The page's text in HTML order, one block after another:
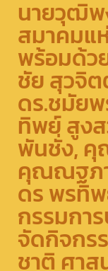
นายวุฒิพ
สมาคมแ
พร้อมด้
ชัย สุวจิ
ดร.ชมัย
ทิพย์ สูง
พันชั่ง, คุ
คุณณฐภา
ดร พรทิ
กรรมกา
จัดกิจกร
ชาติ ศาส